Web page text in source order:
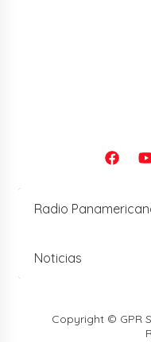
Radio
Noticias
Copyright © GPR